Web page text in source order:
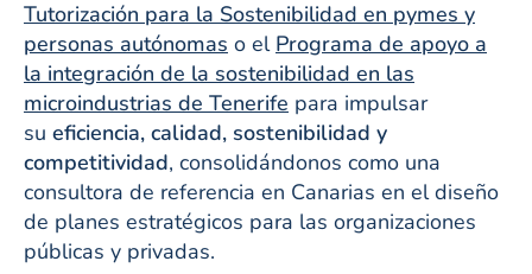
Tutorización para la Sostenibilidad en pymes y
personas autónomas o el Programa de apoyo a
la integración de la sostenibilidad en las
microindustrias de Tenerife para impulsar
su eficiencia, calidad, sostenibilidad y
competitividad, consolidándonos como una
consultora de referencia en Canarias en el diseño
de planes estratégicos para las organizaciones
públicas y privadas.